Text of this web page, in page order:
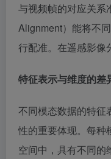
与视频帧的对应关系
Alignment）能将不
行配准。在遥感影像
特征表示与维度的差
不同模态数据的特征
性的重要体现。每种
空间中，具有不同的